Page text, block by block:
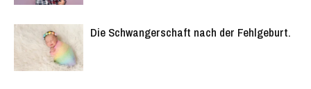
Die Schwangerschaft nach der Fehlgeburt.